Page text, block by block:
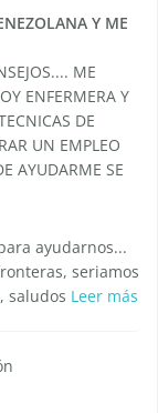
Y ME
ME
ENFERMERA Y
DE
UN EMPLEO
AYUDARME SE
ayudarnos...
seriamos
saludos Leer más